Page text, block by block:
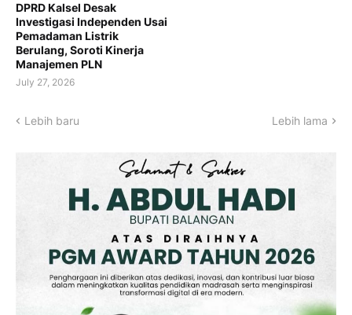
DPRD Kalsel Desak
Investigasi Independen Usai
Pemadaman Listrik
Berulang, Soroti Kinerja
Manajemen PLN
July 27, 2026
Lebih baru Lebih lama